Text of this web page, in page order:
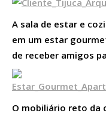
A sala de estar e
em um estar
de receber amigos
O mobiliário reto da